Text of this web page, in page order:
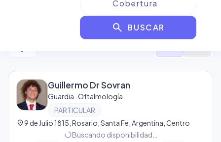
search BUSCAR
Resultados paraGuardia
filter_alt
Guillermo Dr Sovran
Guardia · Oftalmología
PARTICULAR
location_on9 de Julio 1815, Rosario, Santa Fe, Argentina, Centro
progress_activityBuscando disponibilidad…